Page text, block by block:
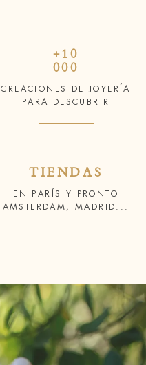
+10
000
CREACIONES DE JOYERÍA
PARA DESCUBRIR
TIENDAS
EN PARÍS Y PRONTO
AMSTERDAM, MADRID...